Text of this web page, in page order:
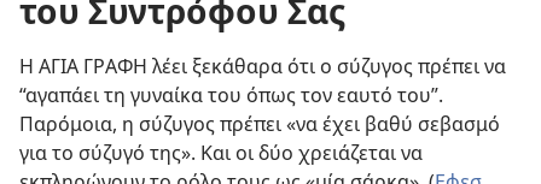
του Συντρόφου Σας
Η ΑΓΙΑ ΓΡΑΦΗ λέει ξεκάθαρα ότι ο σύζυγος πρέπει να
“αγαπάει τη γυναίκα του όπως τον εαυτό του”.
Παρόμοια, η σύζυγος πρέπει «να έχει βαθύ σεβασμό
για το σύζυγό της». Και οι δύο χρειάζεται να